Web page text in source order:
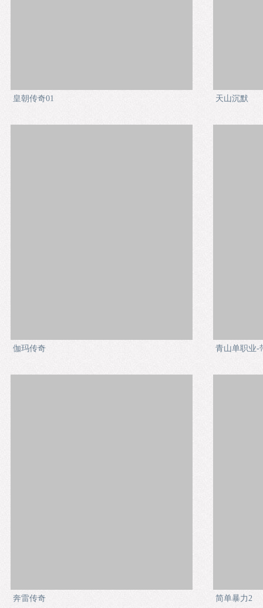
皇朝传奇01 天山沉默
伽玛传奇 青山单职业-
奔雷传奇 简单暴力2